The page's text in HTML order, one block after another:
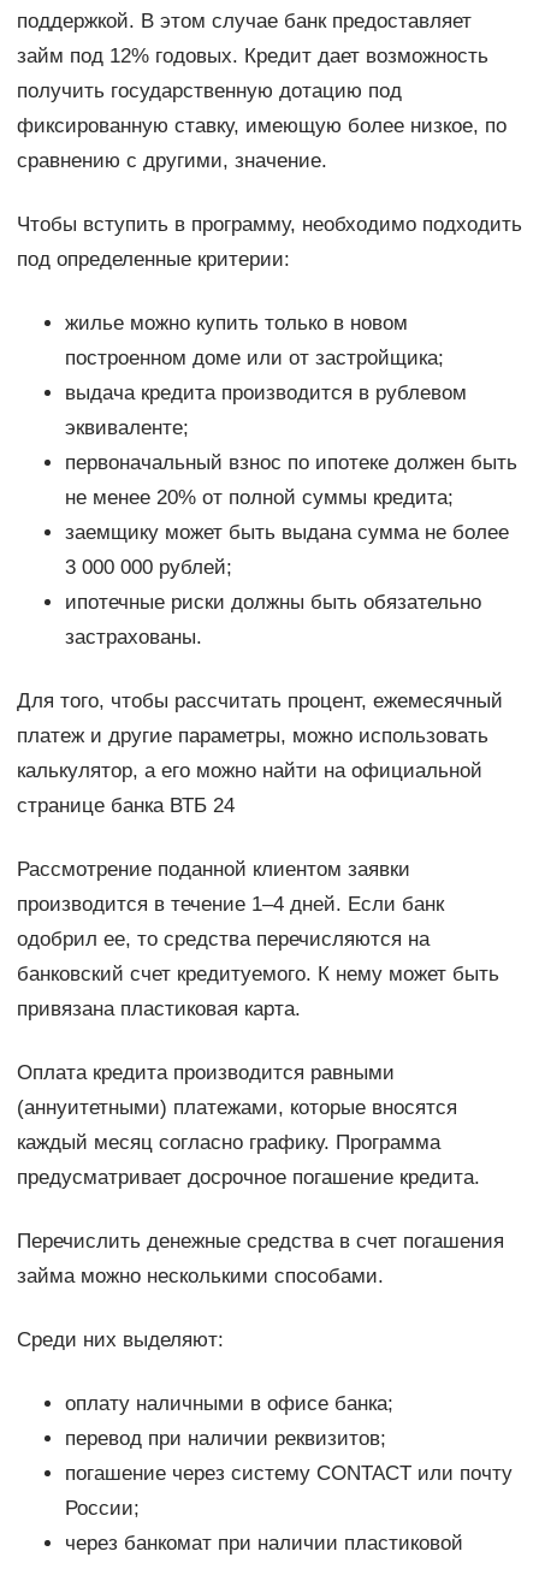
поддержкой. В этом случае банк предоставляет
займ под 12% годовых. Кредит дает возможность
получить государственную дотацию под
фиксированную ставку, имеющую более низкое, по
сравнению с другими, значение.
Чтобы вступить в программу, необходимо подходить
под определенные критерии:
жилье можно купить только в новом
построенном доме или от застройщика;
выдача кредита производится в рублевом
эквиваленте;
первоначальный взнос по ипотеке должен быть
не менее 20% от полной суммы кредита;
заемщику может быть выдана сумма не более
3 000 000 рублей;
ипотечные риски должны быть обязательно
застрахованы.
Для того, чтобы рассчитать процент, ежемесячный
платеж и другие параметры, можно использовать
калькулятор, а его можно найти на официальной
странице банка ВТБ 24
Рассмотрение поданной клиентом заявки
производится в течение 1–4 дней. Если банк
одобрил ее, то средства перечисляются на
банковский счет кредитуемого. К нему может быть
привязана пластиковая карта.
Оплата кредита производится равными
(аннуитетными) платежами, которые вносятся
каждый месяц согласно графику. Программа
предусматривает досрочное погашение кредита.
Перечислить денежные средства в счет погашения
займа можно несколькими способами.
Среди них выделяют:
оплату наличными в офисе банка;
перевод при наличии реквизитов;
погашение через систему CONTACT или почту
России;
через банкомат при наличии пластиковой